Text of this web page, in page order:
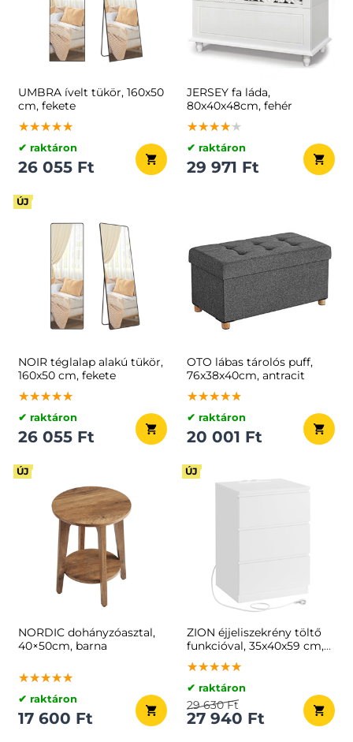
UMBRA ívelt tükör, 160x50
cm, fekete
★★★★★
★★★★★
★★★★★
✔ raktáron
26 055 Ft
JERSEY fa láda,
80x40x48cm, fehér
★★★★★
★★★★★
★★★★★
✔ raktáron
29 971 Ft
ÚJ
NOIR téglalap alakú tükör,
160x50 cm, fekete
★★★★★
★★★★★
★★★★★
✔ raktáron
26 055 Ft
OTO lábas tárolós puff,
76x38x40cm, antracit
★★★★★
★★★★★
★★★★★
✔ raktáron
20 001 Ft
ÚJ
NORDIC dohányzóasztal,
40×50cm, barna
★★★★★
★★★★★
★★★★★
✔ raktáron
17 600 Ft
ÚJ
ZION éjjeliszekrény töltő
funkcióval, 35x40x59 cm,
fehér
★★★★★
★★★★★
★★★★★
✔ raktáron
27 940 Ft
29 630 Ft